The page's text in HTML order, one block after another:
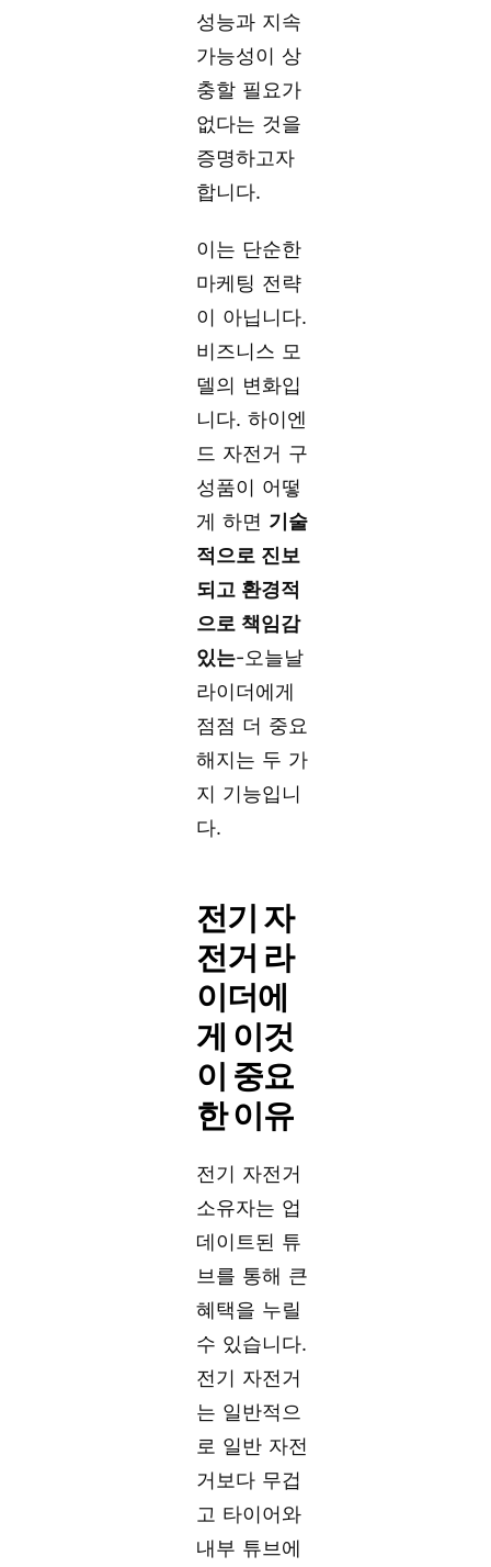
성능과 지속
가능성이 상
충할 필요가
없다는 것을
증명하고자
합니다.
이는 단순한
마케팅 전략
이 아닙니다.
비즈니스 모
델의 변화입
니다. 하이엔
드 자전거 구
성품이 어떻
게 하면 기술
적으로 진보
되고 환경적
으로 책임감
있는-오늘날
라이더에게
점점 더 중요
해지는 두 가
지 기능입니
다.
전기 자
전거 라
이더에
게 이것
이 중요
한 이유
전기 자전거
소유자는 업
데이트된 튜
브를 통해 큰
혜택을 누릴
수 있습니다.
전기 자전거
는 일반적으
로 일반 자전
거보다 무겁
고 타이어와
내부 튜브에